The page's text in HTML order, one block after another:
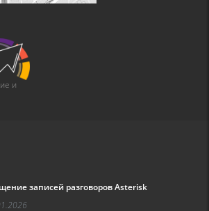
и
записей разговоров Asterisk